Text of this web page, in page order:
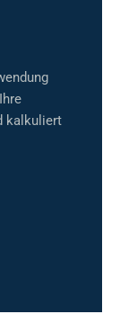
kalkuliert